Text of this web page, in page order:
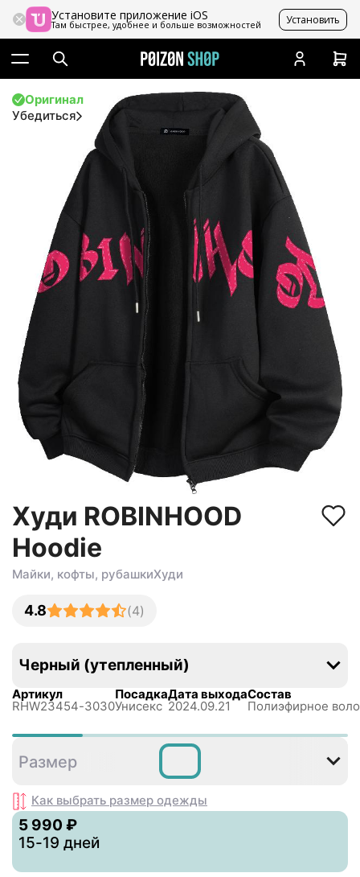
Установите приложение iOS
Там быстрее, удобнее и больше возможностей Установить
Оригинал
Убедиться
Худи ROBINHOOD
Hoodie
Майки, кофты, рубашкиХуди
4.8 (4)
Черный (утепленный)
Артикул
RHW23454-3030
Посадка
Унисекс
Дата выхода
2024.09.21
Состав
Полиэфирное
Размер
Как выбрать размер одежды
5 990 ₽
15-19 дней